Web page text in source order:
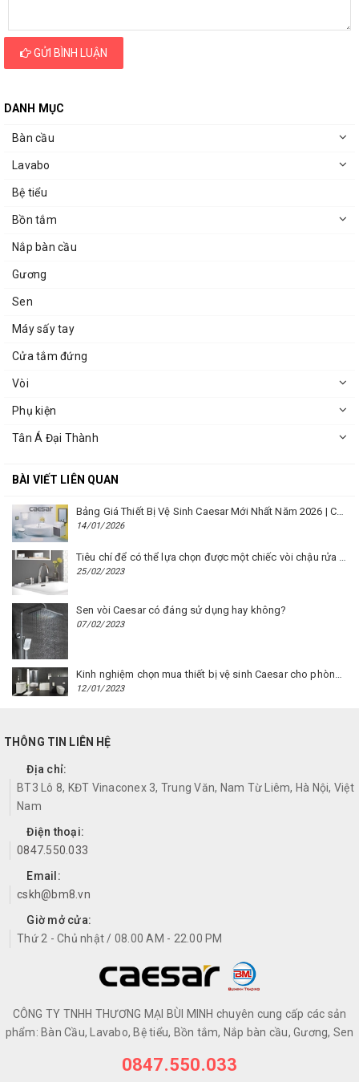
GỬI BÌNH LUẬN
DANH MỤC
Bàn cầu
Lavabo
Bệ tiểu
Bồn tắm
Nắp bàn cầu
Gương
Sen
Máy sấy tay
Cửa tắm đứng
Vòi
Phụ kiện
Tân Á Đại Thành
BÀI VIẾT LIÊN QUAN
Bảng Giá Thiết Bị Vệ Sinh Caesar Mới Nhất Năm 2026 | Cập Nhật Liên Tục Tại BM8.VN
14/01/2026
25/02/2023
Sen vòi Caesar có đáng sử dụng hay không?
07/02/2023
12/01/2023
THÔNG TIN LIÊN HỆ
Địa chỉ:
BT3 Lô 8, KĐT Vinaconex 3, Trung Văn, Nam Từ Liêm, Hà Nội, Việt
Nam
Điện thoại:
0847.550.033
Email:
cskh@bm8.vn
Giờ mở cửa:
Thứ 2 - Chủ nhật / 08.00 AM - 22.00 PM
CÔNG TY TNHH THƯƠNG MẠI BÙI MINH chuyên cung cấp các sản
phẩm: Bàn Cầu, Lavabo, Bệ tiểu, Bồn tắm, Nắp bàn cầu, Gương, Sen
0847.550.033